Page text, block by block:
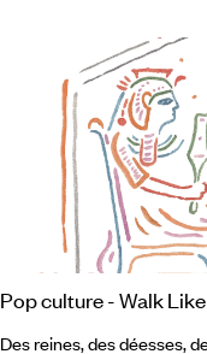
ses successeurs, comme
Pop culture - Walk
Des reines, des déesses,